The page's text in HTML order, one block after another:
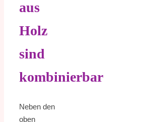
aus
Holz
sind
kombinierbar
Neben den
oben